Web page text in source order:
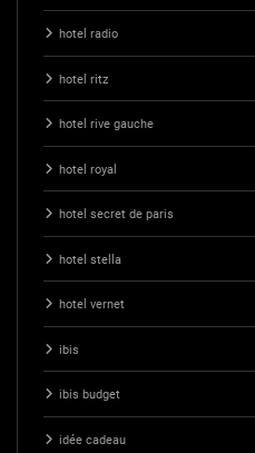
hotel radio
hotel ritz
hotel rive gauche
hotel royal
hotel secret de paris
hotel stella
hotel vernet
ibis
ibis budget
idée cadeau